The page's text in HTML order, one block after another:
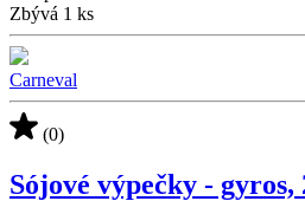
Zbývá 1 ks
Carneval
(0)
Sójové výpečky - gyros,